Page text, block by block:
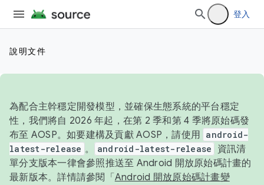
登入
說明文件
為配合主幹穩定開發模型，並確保生態系統的平台穩定
性，我們將自 2026 年起，在第 2 季和第 4 季將原始碼發
布至 AOSP。如要建構及貢獻 AOSP，請使用 android-
latest-release 。 android-latest-release
資訊清
單分支版本一律會參照推送至 Android 開放原始碼計畫的
最新版本。詳情請參閱「 Android 開放原始碼計畫變